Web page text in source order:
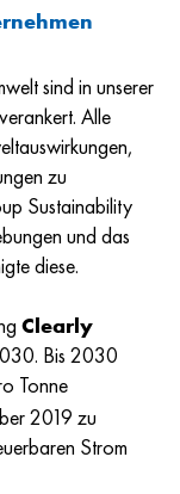
sind in unserer
Alle
zu
Sustainability
und das
diese.
Clearly
Bis 2030
Tonne
2019 zu
Strom